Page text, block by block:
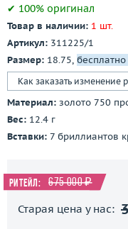
✔ 100% оригинал
Товар в наличии: 1 шт.
Артикул: 311225/1
Размер: 18.75,
Как заказать изменение
Материал: золото 750
Вес: 12.4 г
Вставки: 7 бриллиантов
Ритейл: 675 000 ₽
Старая цена у нас: